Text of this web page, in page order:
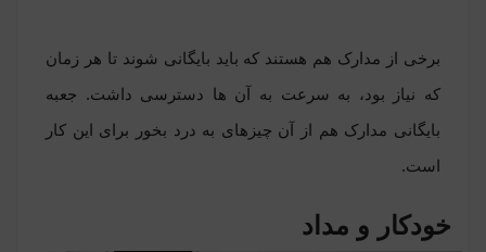
برخی از مدارک هم هستند که باید بایگانی شوند تا هر زمان
که نیاز بود، به سرعت به آن ها دسترسی داشت. جعبه
بایگانی مدارک هم از آن چیزهای به درد بخور برای این کار
است.
خودکار و مداد